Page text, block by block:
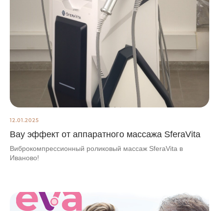
12.01.2025
Вау эффект от аппаратного массажа SferaVita
Виброкомпрессионный роликовый массаж SferaVita в
Иваново!